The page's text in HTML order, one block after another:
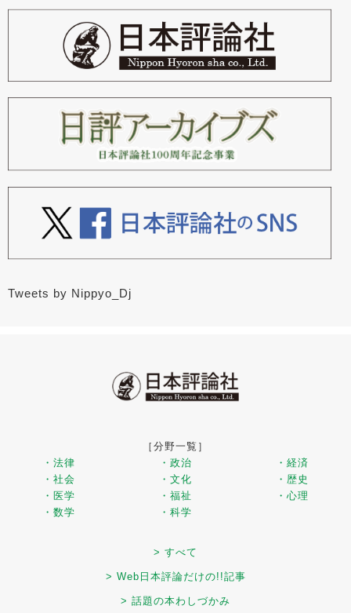
Tweets by Nippyo_Dj
［分野一覧］
・法律
・政治
・経済
・社会
・文化
・歴史
・医学
・福祉
・心理
・数学
・科学
> すべて
> Web日本評論だけの!!記事
> 話題の本わしづかみ